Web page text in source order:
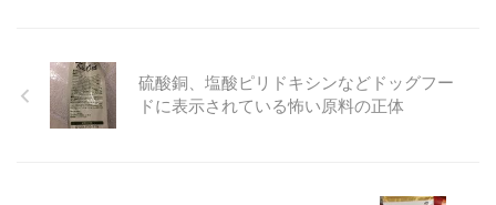
硫酸銅、塩酸ピリドキシンなどドッグフー
ドに表示されている怖い原料の正体